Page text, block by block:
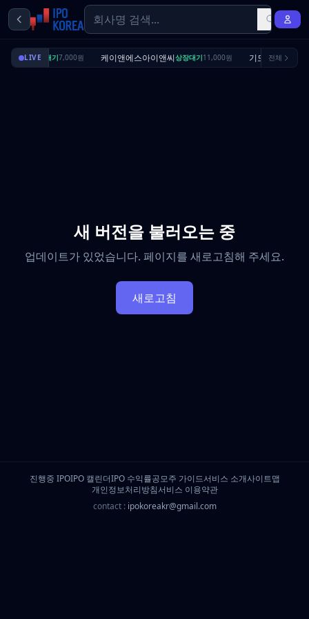
LIVE
리셔스상장대기7,000원 케이앤에스아이앤씨상장대기11,000원 기도산업수요예
전체
새 버전을 불러오는 중
업데이트가 있었습니다. 페이지를 새로고침해 주세요.
새로고침
진행중 IPOIPO 캘린더IPO 수익률공모주 가이드서비스 소개사이트맵
개인정보처리방침서비스 이용약관
contact : ipokoreakr@gmail.com